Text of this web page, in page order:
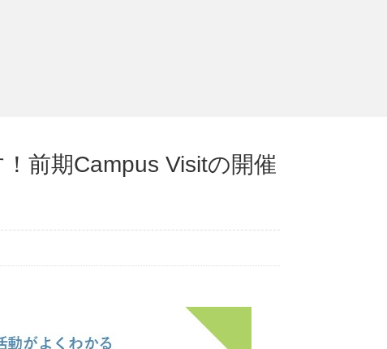
前期Campus Visitの開催